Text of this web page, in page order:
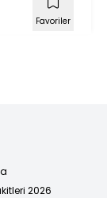
Favoriler
2026